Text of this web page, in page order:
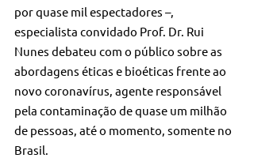
por quase mil espectadores –,
especialista convidado Prof. Dr. Rui
Nunes debateu com o público sobre as
abordagens éticas e bioéticas frente ao
novo coronavírus, agente responsável
pela contaminação de quase um milhão
de pessoas, até o momento, somente no
Brasil.